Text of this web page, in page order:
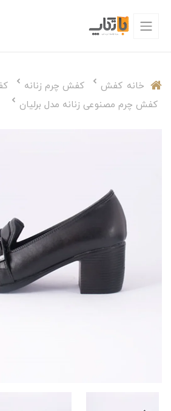
خانه کفش کفش چرم زنانه
کفش چرم مصنوعی زنانه مدل برلیان